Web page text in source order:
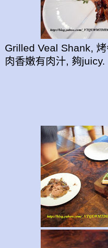
Grilled Veal Shank,
肉香嫩有肉汁, 夠juicy.